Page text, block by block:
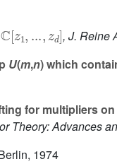
[z d]
, J. Reine
U(m,n) which
for multipliers
Theory: Advances
1974